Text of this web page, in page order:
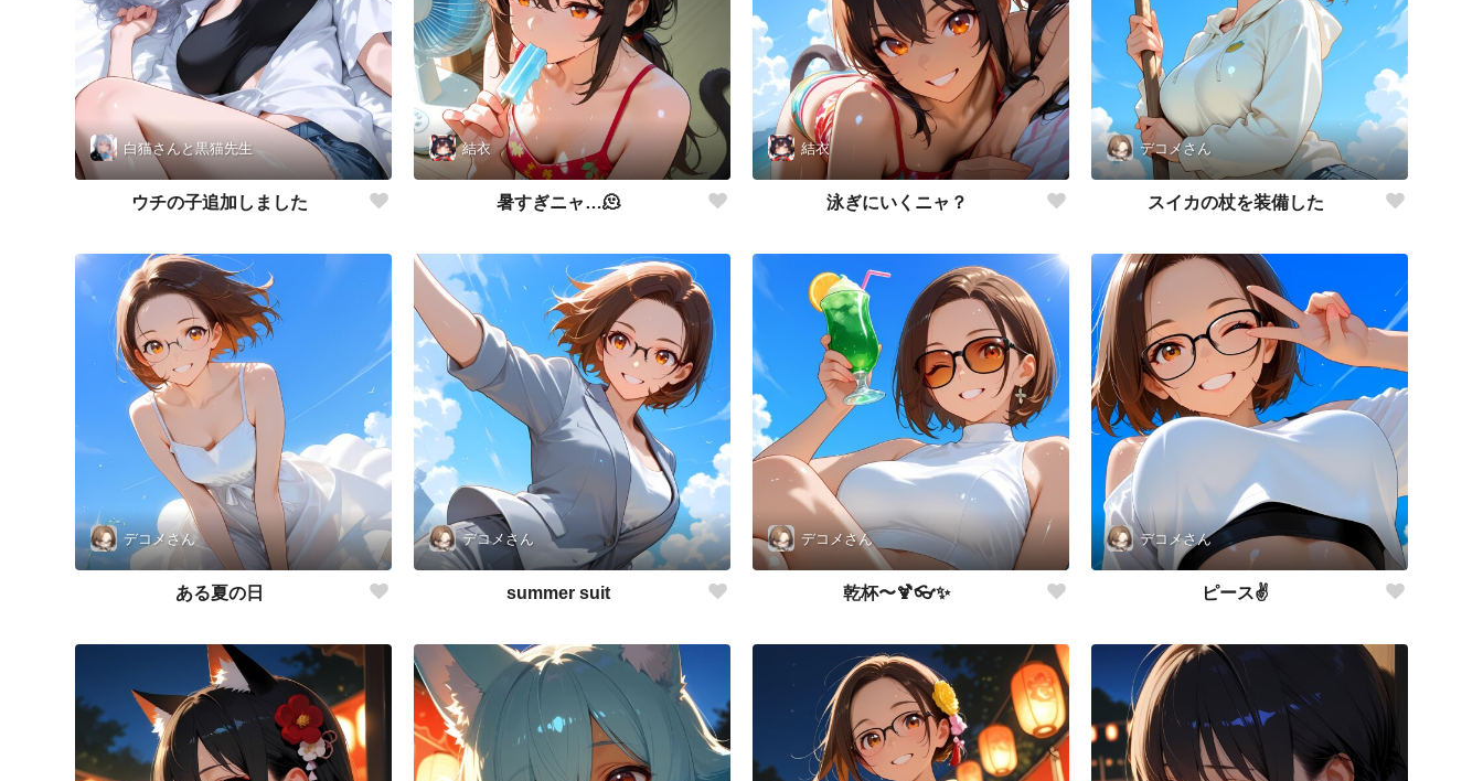
白猫さんと黒猫先生
ウチの子追加しました
結衣
暑すぎニャ…🫠
結衣
泳ぎにいくニャ？
デコメさん
スイカの杖を装備した
デコメさん
ある夏の日
デコメさん
summer suit
デコメさん
乾杯〜🍹👓✨
デコメさん
ピース✌️